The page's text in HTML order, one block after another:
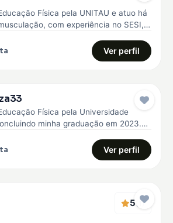
Física pela UNITAU e atuo há
com experiência no SESI,…
Ver perfil
Física pela Universidade
minha graduação em 2023.
Ver perfil
5(1)